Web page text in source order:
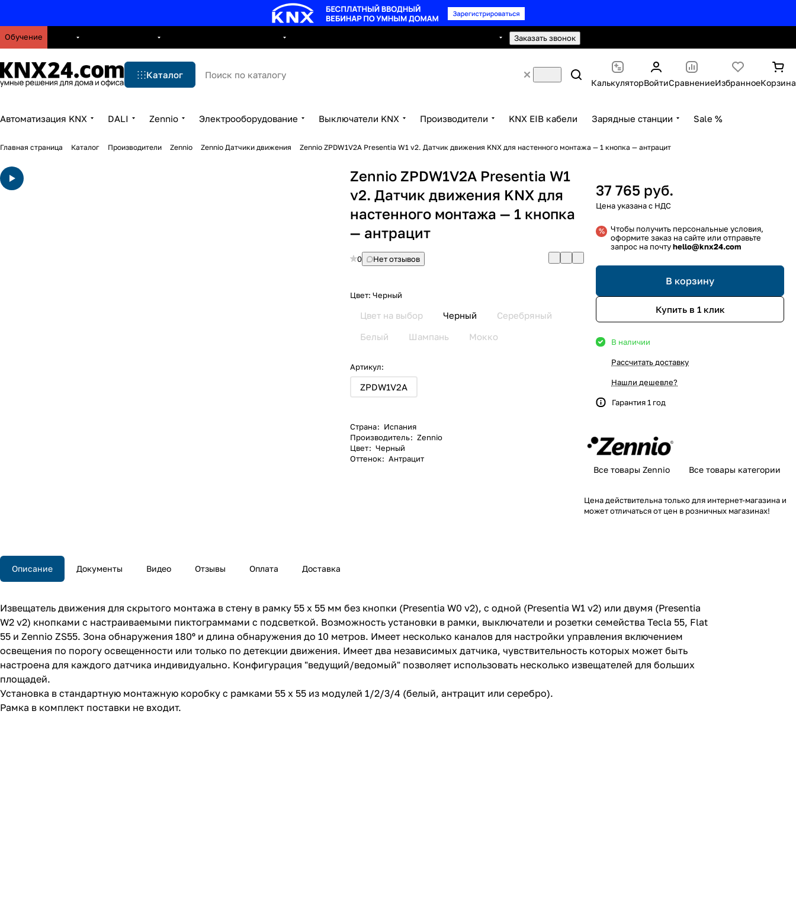
Обучение Заказать звонок
Каталог
КалькуляторВойтиСравнениеИзбранноеКорзина
Автоматизация KNX DALI Zennio Электрооборудование Выключатели KNX Производители KNX EIB кабели Зарядные станции Sale %
Главная страница Каталог Производители Zennio Zennio Датчики движения Zennio ZPDW1V2A Presentia W1 v2. Датчик движения KNX для настенного монтажа — 1 кнопка — антрацит
Zennio ZPDW1V2A Presentia W1
v2. Датчик движения KNX для
настенного монтажа — 1 кнопка
— антрацит
0 Нет отзывов
Цвет:Черный
Черный
Цвет на выбор
Серебряный
Белый
Шампань Мокко
Артикул:
ZPDW1V2A
Страна: Испания
Производитель: Zennio
Цвет: Черный
Оттенок: Антрацит
37 765 руб.
Чтобы получить персональные условия,
оформите заказ на сайте или отправьте
запрос на почтуhello@knx24.com
В корзину
Купить в 1 клик
В наличии
Рассчитать доставку
Нашли дешевле?
Гарантия 1 год
Все товары Zennio Все товары категории
Цена действительна только для интернет-магазина и
может отличаться от цен в розничных магазинах!
Описание Документы Видео Отзывы Оплата Доставка
Извещатель движения для скрытого монтажа в стену в рамку 55 x 55 мм без кнопки (Presentia W0 v2), с одной (Presentia W1 v2) или двумя (Presentia
W2 v2) кнопками с настраиваемыми пиктограммами с подсветкой. Возможность установки в рамки, выключатели и розетки семейства Tecla 55, Flat
55 и Zennio ZS55. Зона обнаружения 180º и длина обнаружения до 10 метров. Имеет несколько каналов для настройки управления включением
освещения по порогу освещенности или только по детекции движения. Имеет два независимых датчика, чувствительность которых может быть
настроена для каждого датчика индивидуально. Конфигурация "ведущий/ведомый" позволяет использовать несколько извещателей для больших
площадей.
Установка в стандартную монтажную коробку с рамками 55 x 55 из модулей 1/2/3/4 (белый, антрацит или серебро).
Рамка в комплект поставки не входит.